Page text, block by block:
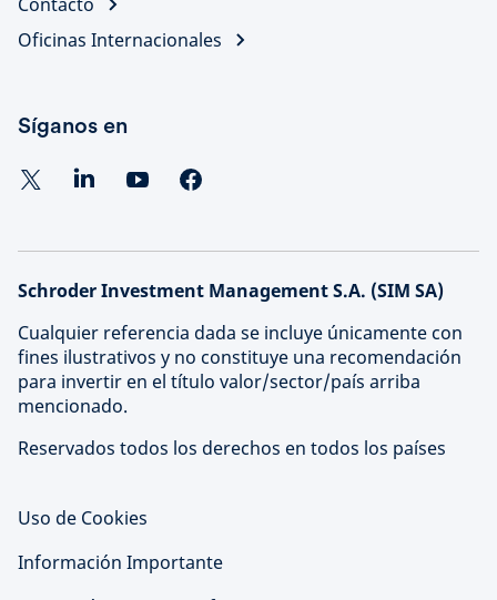
Oficinas Internacionales
Síganos en
Schroder Investment Management S.A. (SIM SA)
Cualquier referencia dada se incluye únicamente con
fines ilustrativos y no constituye una recomendación
para invertir en el título valor/sector/país arriba
mencionado.
Reservados todos los derechos en todos los países
Uso de Cookies
Información Importante